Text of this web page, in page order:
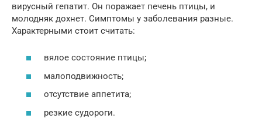
вирусный гепатит. Он поражает печень птицы, и
молодняк дохнет. Симптомы у заболевания разные.
Характерными стоит считать:
вялое состояние птицы;
малоподвижность;
отсутствие аппетита;
резкие судороги.